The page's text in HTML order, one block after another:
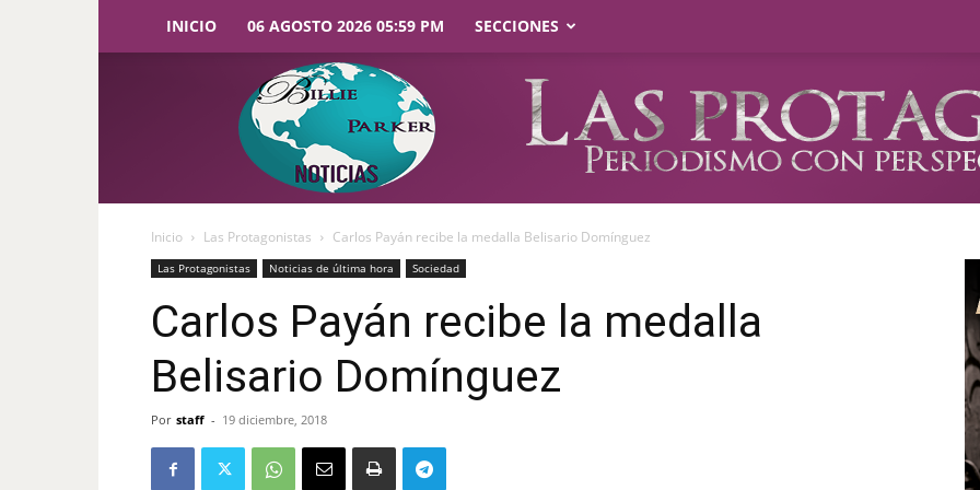
INICIO 06 AGOSTO 2026 05:59 PM SECCIONES
Parker
Noticias
Inicio Las Protagonistas Carlos Payán recibe la medalla Belisario Domínguez
Las Protagonistas Noticias de última hora Sociedad
Carlos Payán recibe la medalla
Belisario Domínguez
Por staff - 19 diciembre, 2018